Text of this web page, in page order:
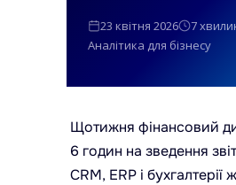
23 квітня 2026
7
Аналітика для бізнесу
Щотижня фінансовий
6 годин на зведення
CRM, ERP і